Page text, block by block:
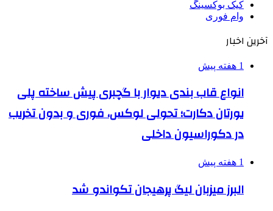
کیک بوکسینگ
وام فوری
آخرین اخبار
1 هفته پیش
انواع قاب بندی دیوار با گچبری پیش ساخته پلی
یورتان دکارت؛ تحولی لوکس، فوری و بدون تخریب
در دکوراسیون داخلی
1 هفته پیش
البرز میزبان لیگ پرهیجان تکواندو شد